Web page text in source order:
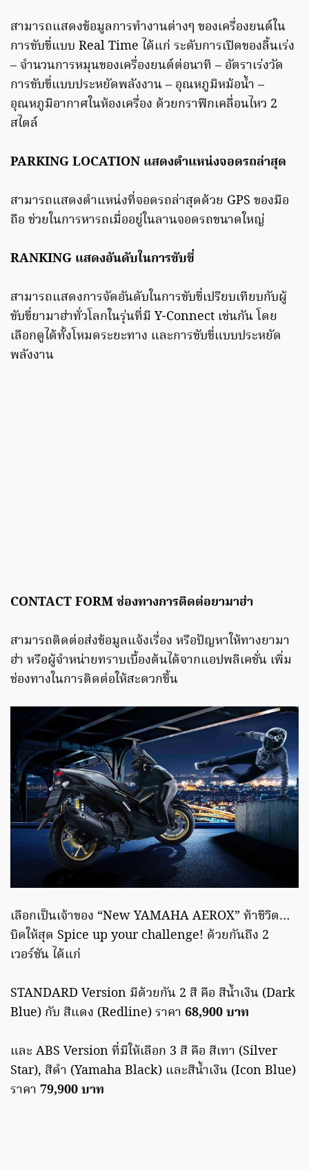
สามารถแสดงข้อมูลการทำงานต่างๆ ของเครื่องยนต์ใน
การขับขี่แบบ Real Time ได้แก่ ระดับการเปิดของลิ้นเร่ง
– จำนวนการหมุนของเครื่องยนต์ต่อนาที – อัตราเร่งวัด
การขับขี่แบบประหยัดพลังงาน – อุณหภูมิหม้อน้ำ –
อุณหภูมิอากาศในห้องเครื่อง ด้วยกราฟิกเคลื่อนไหว 2
สไตล์
PARKING LOCATION แสดงตำแหน่งจอดรถล่าสุด
สามารถแสดงตำแหน่งที่จอดรถล่าสุดด้วย GPS ของมือ
ถือ ช่วยในการหารถเมื่ออยู่ในลานจอดรถขนาดใหญ่
RANKING แสดงอันดับในการขับขี่
สามารถแสดงการจัดอันดับในการขับขี่เปรียบเทียบกับผู้
ขับขี่ยามาฮ่าทั่วโลกในรุ่นที่มี Y-Connect เช่นกัน โดย
เลือกดูได้ทั้งโหมดระยะทาง และการขับขี่แบบประหยัด
พลังงาน
CONTACT FORM ช่องทางการติดต่อยามาฮ่า
สามารถติดต่อส่งข้อมูลแจ้งเรื่อง หรือปัญหาให้ทางยามา
ฮ่า หรือผู้จำหน่ายทราบเบื้องต้นได้จากแอปพลิเคชั่น เพิ่ม
ช่องทางในการติดต่อให้สะดวกขึ้น
เลือกเป็นเจ้าของ “New YAMAHA AEROX” ท้าชีวิต…
บิดให้สุด Spice up your challenge! ด้วยกันถึง 2
เวอร์ชัน ได้แก่
STANDARD Version มีด้วยกัน 2 สี คือ สีน้ำเงิน (Dark
Blue) กับ สีแดง (Redline) ราคา 68,900 บาท
และ ABS Version ที่มีให้เลือก 3 สี คือ สีเทา (Silver
Star), สีดำ (Yamaha Black) และสีน้ำเงิน (Icon Blue)
ราคา 79,900 บาท